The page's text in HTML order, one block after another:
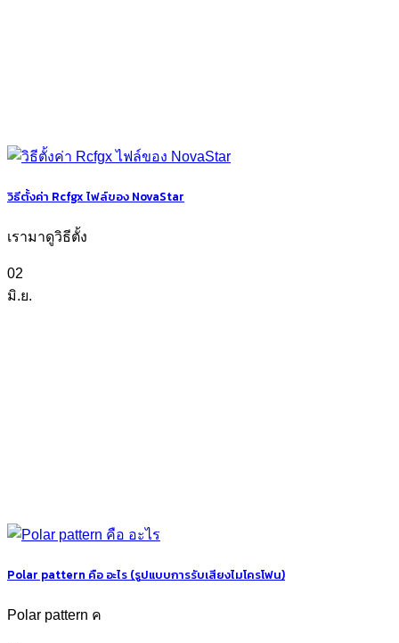
วิธีตั้งค่า Rcfgx ไฟล์ของ NovaStar
เรามาดูวิธีตั้ง
02
มิ.ย.
Polar pattern คือ อะไร (รูปแบบการรับเสียงไมโครโฟน)
Polar pattern ค